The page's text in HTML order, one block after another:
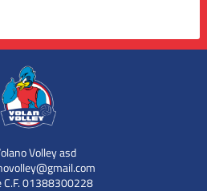
Volley asd
C.F. 01388300228